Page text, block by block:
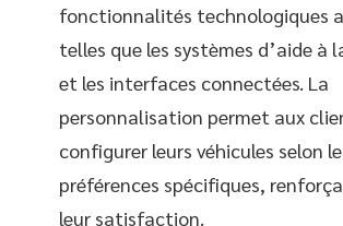
fonctionnalités technologiques
telles que les systèmes d’aide à
et les interfaces connectées. La
personnalisation permet aux
configurer leurs véhicules selon
préférences spécifiques,
leur satisfaction.